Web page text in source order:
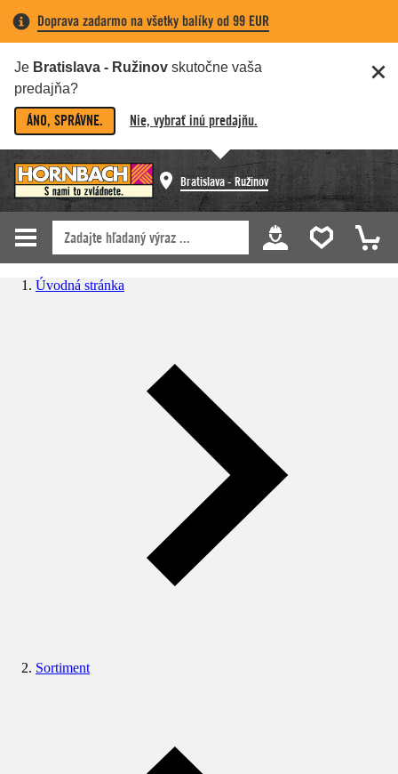
Doprava zadarmo na všetky balíky od 99 EUR
Je Bratislava - Ružinov skutočne vaša
predajňa?
ÁNO, SPRÁVNE. Nie, vybrať inú predajňu.
Bratislava - Ružinov
Úvodná stránka
Sortiment